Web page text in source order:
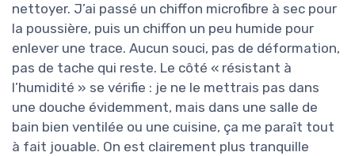
nettoyer. J’ai passé un chiffon microfibre à sec pour
la poussière, puis un chiffon un peu humide pour
enlever une trace. Aucun souci, pas de déformation,
pas de tache qui reste. Le côté « résistant à
l’humidité » se vérifie : je ne le mettrais pas dans
une douche évidemment, mais dans une salle de
bain bien ventilée ou une cuisine, ça me paraît tout
à fait jouable. On est clairement plus tranquille